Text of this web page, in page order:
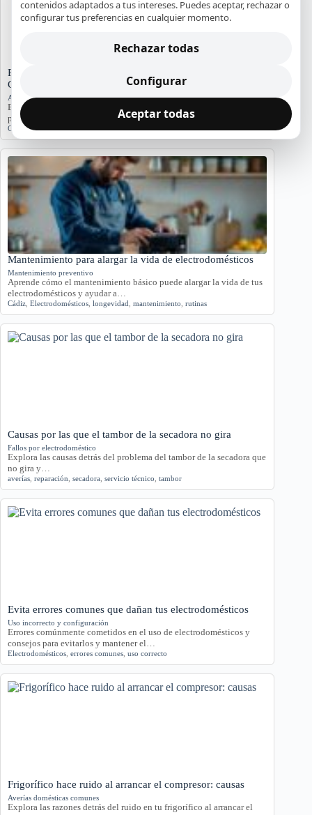
Problemas de Electrodomésticos en Pisos Antiguos de
Cádiz
Averías y orientación en Cádiz
Exploramos los problemas más comunes de electrodomésticos en
pisos antiguos de Cádiz, considerando la humedad…
Cádiz,Electrodomésticos
Mantenimiento para alargar la vida de electrodomésticos
Mantenimiento preventivo
Aprende cómo el mantenimiento básico puede alargar la vida de tus
electrodomésticos y ayudar a…
Cádiz Electrodomésticos longevidad mantenimiento rutinas
Causas por las que el tambor de la secadora no gira
Fallos por electrodoméstico
Explora las causas detrás del problema del tambor de la secadora que
no gira y…
averías reparación secadora servicio técnico tambor
Evita errores comunes que dañan tus electrodomésticos
Uso incorrecto y configuración
Errores comúnmente cometidos en el uso de electrodomésticos y
consejos para evitarlos y mantener el…
Electrodomésticos errores comunes uso correcto
Frigorífico hace ruido al arrancar el compresor: causas
Averías domésticas comunes
Explora las razones detrás del ruido en tu frigorífico al arrancar el
contenidos adaptados a tus intereses. Puedes aceptar, rechazar o
configurar tus preferencias en cualquier momento.
Rechazar todas
Configurar
Aceptar todas